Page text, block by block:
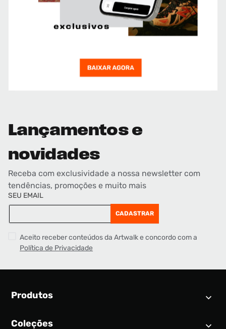
Lançamentos e
novidades
Receba com exclusividade a nossa newsletter com
tendências, promoções e muito mais
SEU EMAIL
CADASTRAR
Aceito receber conteúdos da Artwalk e concordo com a
Política de Privacidade
Produtos
Calendário SNEAKER
Coleções